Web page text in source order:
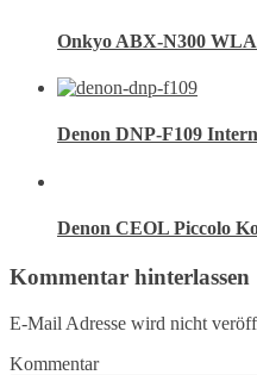
Onkyo ABX-N300
Denon DNP-F109
Denon CEOL Piccolo
Kommentar hinterlassen
E-Mail Adresse wird nicht
Kommentar